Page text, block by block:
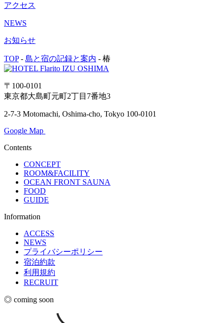
アクセス
NEWS
お知らせ
TOP - 島と宿の記録と案内 - 椿
〒100-0101
東京都大島町元町2丁目7番地3
2-7-3 Motomachi, Oshima-cho, Tokyo 100-0101
Google Map
Contents
CONCEPT
ROOM&FACILITY
OCEAN FRONT SAUNA
FOOD
GUIDE
Information
ACCESS
NEWS
プライバシーポリシー
宿泊約款
利用規約
RECRUIT
◎ coming soon